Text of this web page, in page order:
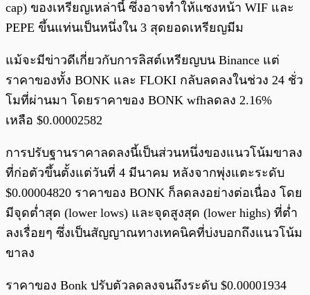
cap) ของเหรียญเหล่านี้ ซึ่งอาจทำให้แซงหน้า WIF และ
PEPE ขึ้นแท่นเป็นหนึ่งใน 3 สุดยอดเหรียญมีม
แม้จะมีข่าวดีเกี่ยวกับการลิสต์เหรียญบน Binance แต่
ราคาของทั้ง BONK และ FLOKI กลับลดลงในช่วง 24 ชั่ว
โมที่ผ่านมา โดยราคาของ BONK wfhลดลง 2.16%
เหลือ $0.00002582
การปรับฐานราคาลดลงนี้เป็นส่วนหนึ่งของแนวโน้มขาลง
ที่ก่อตัวขึ้นตั้งแต่วันที่ 4 มีนาคม หลังจากพุ่งแตะระดับ
$0.00004820 ราคาของ BONK ก็ลดลงอย่างต่อเนื่อง โดย
มีจุดต่ำสุด (lower lows) และจุดสูงสุด (lower highs) ที่ต่ำ
ลงเรื่อยๆ ซึ่งเป็นสัญญาณทางเทคนิคที่บ่งบอกถึงแนวโน้ม
ขาลง
ราคาของ Bonk ปรับตัวลดลงจนถึงระดับ $0.00001934